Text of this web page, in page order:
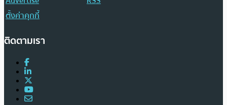
ตั้งค่าคุกกี้
ติดตามเรา